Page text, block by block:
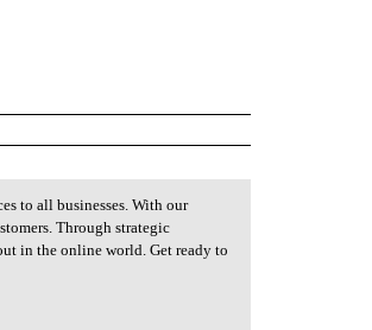
to all businesses. With our
Through strategic
in the online world. Get ready to